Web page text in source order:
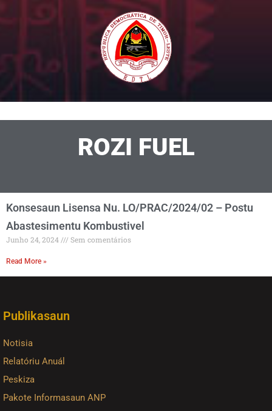
ROZI FUEL
Konsesaun Lisensa Nu. LO/PRAC/2024/02 – Postu
Abastesimentu Kombustivel
Junho 24, 2024 Sem comentários
Read More »
Publikasaun
Notisia
Relatóriu Anuál
Peskiza
Pakote Informasaun ANP